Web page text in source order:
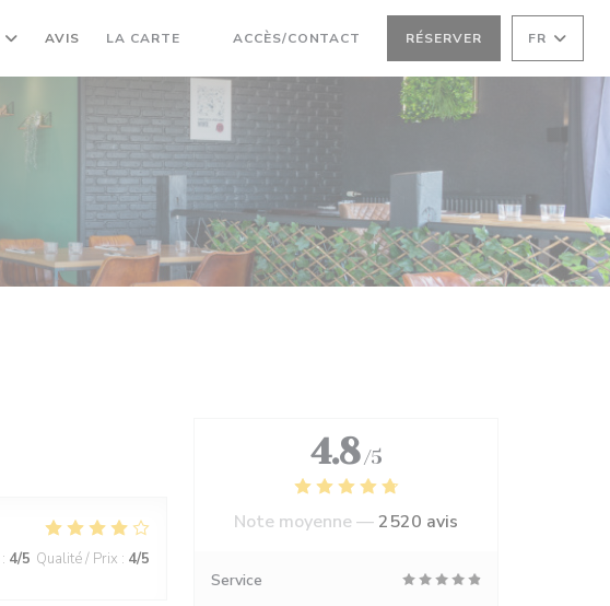
AVIS LA CARTE((OUVRE UNE NOUVELLE FENÊTRE))
ACCÈS/CONTACT RÉSERVER FR
: 4/5 Qualité / Prix : 4/5
4.8 /5
Note moyenne —2520 avis
Service